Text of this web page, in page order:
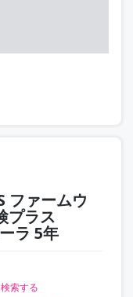
ァームウ
プラス
ラ 5年
索する